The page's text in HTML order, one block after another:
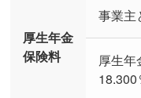
厚生年金
保険料
事業主
厚生年
18.300